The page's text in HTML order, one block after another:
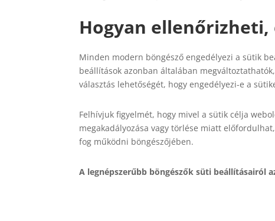
Hogyan
Minden modern böngésző engedélyezi a sütik
beállítások azonban általában
választás lehetőségét, hogy engedélyezi-e a
Felhívjuk figyelmét, hogy mivel a sütik célja
megakadályozása vagy törlése miatt
fog működni böngészőjében.
A legnépszerűbb böngészők süti beállításairól